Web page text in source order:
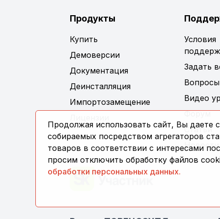
Продукты
Купить
Демоверсии
Документация
Деинсталляция
Импортозамещение
Условия
Задать
Видео
Форум
Статьи
Новости
Продолжая использовать сайт, Вы даете
собираемых посредством агрегаторов
товаров в соответствии с интересами
просим отключить обработку файлов
обработки персональных данных.